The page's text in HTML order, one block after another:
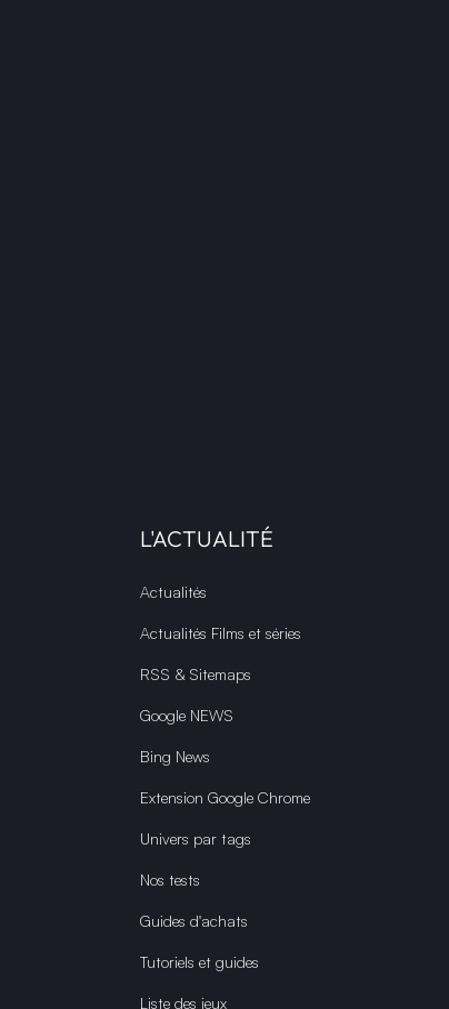
L'ACTUALITÉ
Actualités
Actualités Films et séries
RSS & Sitemaps
Google NEWS
Bing News
Extension Google Chrome
Univers par tags
Nos tests
Guides d'achats
Tutoriels et guides
Liste des jeux